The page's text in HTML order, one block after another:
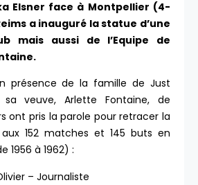
Elsner face à Montpellier (4-
a inauguré la statue d’une
mais aussi de l’Equipe de
présence de la famille de Just
veuve, Arlette Fontaine, de
ont pris la parole pour retracer la
152 matches et 145 buts en
1956 à 1962) :
– Journaliste